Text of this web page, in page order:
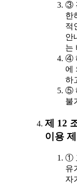
③
한
적
안
는
④
에
하
⑤
불
제 12
이용
①
유
자